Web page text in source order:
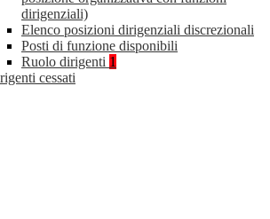
dirigenziali)
Elenco posizioni dirigenziali discrezionali
Posti di funzione disponibili
Ruolo dirigenti 1
cessati